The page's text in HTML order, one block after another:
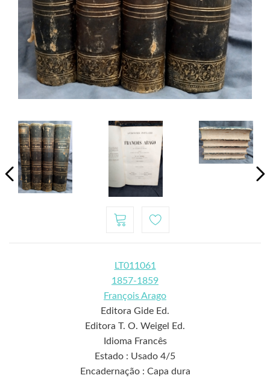
LT011061
1857-1859
François Arago
Editora Gide Ed.
Editora T. O. Weigel Ed.
Idioma Francês
Estado : Usado 4/5
Encadernação : Capa dura